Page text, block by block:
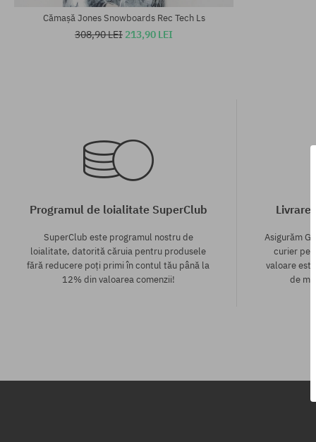
Cămașă Jones Snowboards Rec Tech Ls
308,90 LEI 213,90 LEI
Programul de loialitate SuperClub
SuperClub este programul nostru de
loialitate, datorită căruia pentru produsele
fără reducere poți primi în contul tău până la
12% din valoarea comenzii!
Livrare
Asigurăm
curier
valoare
de